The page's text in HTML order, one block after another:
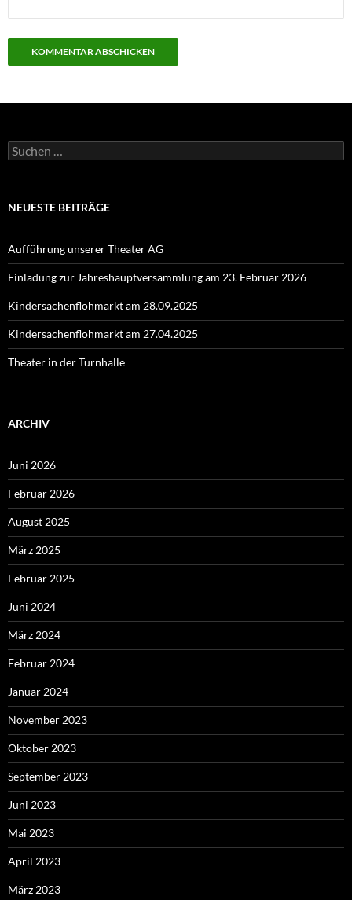
Suchen
nach:
NEUESTE BEITRÄGE
Aufführung unserer Theater AG
Einladung zur Jahreshauptversammlung am 23. Februar 2026
Kindersachenflohmarkt am 28.09.2025
Kindersachenflohmarkt am 27.04.2025
Theater in der Turnhalle
ARCHIV
Juni 2026
Februar 2026
August 2025
März 2025
Februar 2025
Juni 2024
März 2024
Februar 2024
Januar 2024
November 2023
Oktober 2023
September 2023
Juni 2023
Mai 2023
April 2023
März 2023